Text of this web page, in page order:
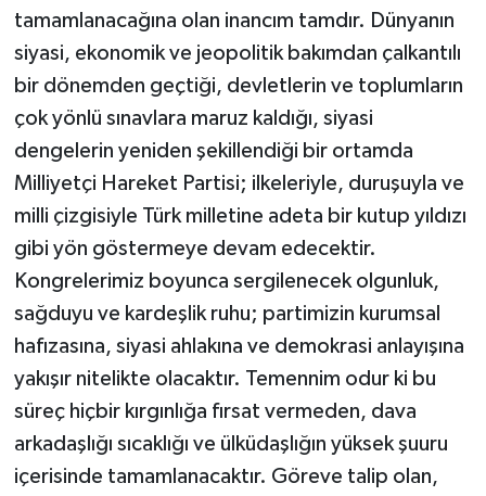
tamamlanacağına olan inancım tamdır. Dünyanın
siyasi, ekonomik ve jeopolitik bakımdan çalkantılı
bir dönemden geçtiği, devletlerin ve toplumların
çok yönlü sınavlara maruz kaldığı, siyasi
dengelerin yeniden şekillendiği bir ortamda
Milliyetçi Hareket Partisi; ilkeleriyle, duruşuyla ve
milli çizgisiyle Türk milletine adeta bir kutup yıldızı
gibi yön göstermeye devam edecektir.
Kongrelerimiz boyunca sergilenecek olgunluk,
sağduyu ve kardeşlik ruhu; partimizin kurumsal
hafızasına, siyasi ahlakına ve demokrasi anlayışına
yakışır nitelikte olacaktır. Temennim odur ki bu
süreç hiçbir kırgınlığa fırsat vermeden, dava
arkadaşlığı sıcaklığı ve ülküdaşlığın yüksek şuuru
içerisinde tamamlanacaktır. Göreve talip olan,